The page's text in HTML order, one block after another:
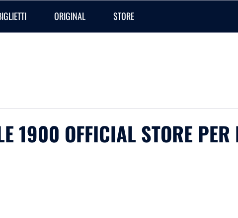
ORIGINAL STORE
1900 OFFICIAL STORE PER